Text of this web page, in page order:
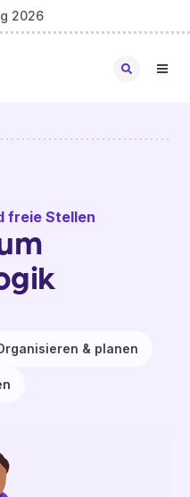
2026
freie Stellen
& planen